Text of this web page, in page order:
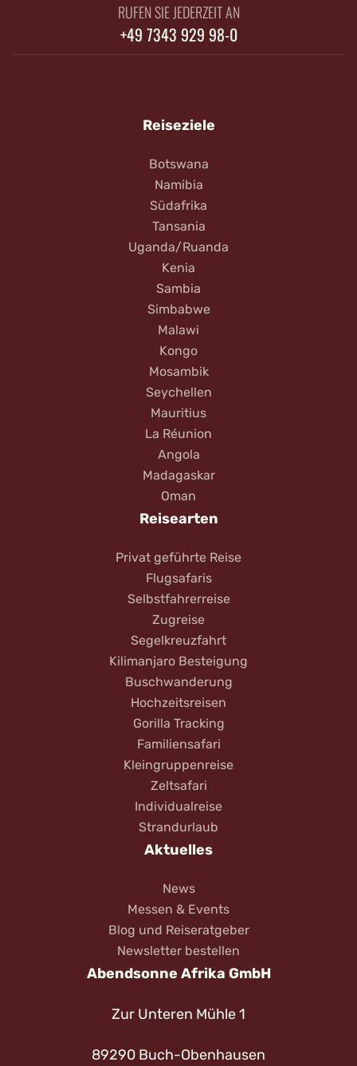
RUFEN SIE JEDERZEIT AN
+49 7343 929 98-0
Reiseziele
Botswana
Namibia
Südafrika
Tansania
Uganda/Ruanda
Kenia
Sambia
Simbabwe
Malawi
Kongo
Mosambik
Seychellen
Mauritius
La Réunion
Angola
Madagaskar
Oman
Reisearten
Privat geführte Reise
Flugsafaris
Selbstfahrerreise
Zugreise
Segelkreuzfahrt
Kilimanjaro Besteigung
Buschwanderung
Hochzeitsreisen
Gorilla Tracking
Familiensafari
Kleingruppenreise
Zeltsafari
Individualreise
Strandurlaub
Aktuelles
News
Messen & Events
Blog und Reiseratgeber
Newsletter bestellen
Abendsonne Afrika GmbH
Zur Unteren Mühle 1
89290 Buch-Obenhausen